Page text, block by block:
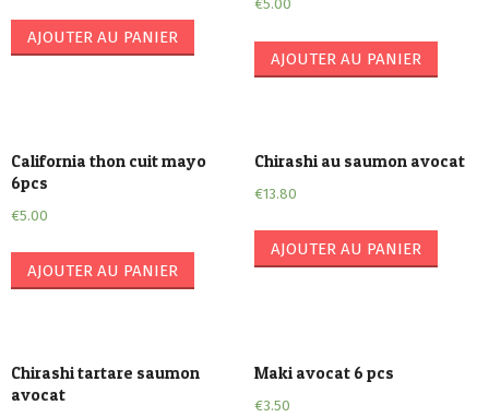
AJOUTER AU PANIER
€5.00
AJOUTER AU PANIER
California thon cuit mayo
6pcs
€5.00
AJOUTER AU PANIER
Chirashi au saumon avocat
€13.80
AJOUTER AU PANIER
Chirashi tartare saumon
avocat
Maki avocat 6 pcs
€3.50